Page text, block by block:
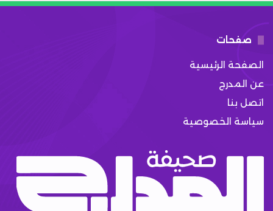
صفحات
الصفحة الرئيسية
عن المدرج
اتصل بنا
سياسة الخصوصية